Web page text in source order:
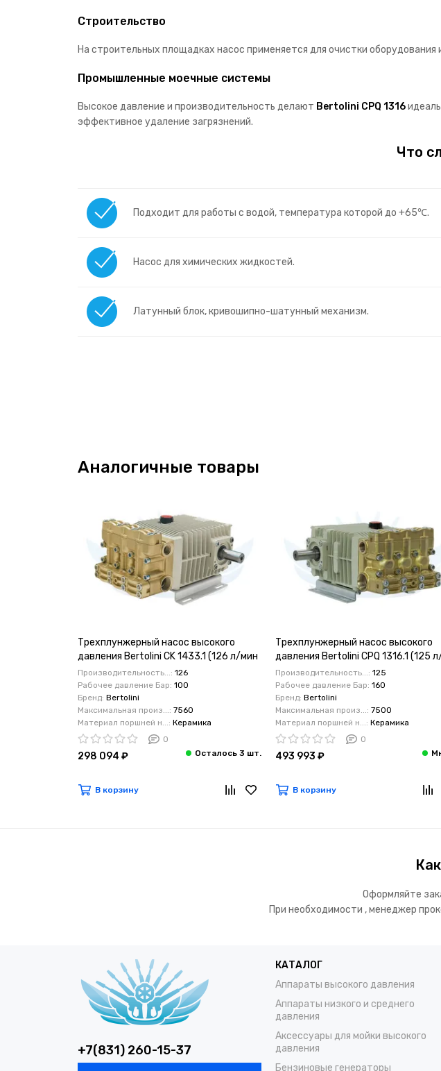
Строительство
На строительных площадках насос применяется для очистки
Промышленные моечные системы
Высокое давление и производительность делают Bertolini CPQ 1316
эффективное удаление загрязнений.
Что
Подходит для работы с водой, температура которой до +65℃.
Насос для химических жидкостей.
Латунный блок, кривошипно-шатунный механизм.
Аналогичные товары
Трехплунжерный насос высокого
давления Bertolini CK 1433.1 (126 л/мин
100бар) 22 кВт
Производительность...: 126
Рабочее давление Бар: 100
Бренд: Bertolini
Максимальная произ...: 7560
Материал поршней н...: Керамика
0
298 094 ₽
В корзину
Трехплунжерный насос высокого
давления Bertolini CPQ 1316.1 (125
мин 160 бар) кВт 39,5
Производительность...: 125
Рабочее давление Бар: 160
Бренд: Bertolini
Максимальная произ...: 7500
Материал поршней н...: Керамика
0
493 993 ₽
В корзину
Оформляйте
При необходимости , менеджер
+7(831) 260-15-37
КАТАЛОГ
Аппараты высокого давления
Аппараты низкого и среднего
давления
Аксессуары для мойки высокого
давления
Бензиновые генераторы